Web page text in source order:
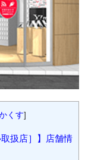
くす]
扱店］】店舗情